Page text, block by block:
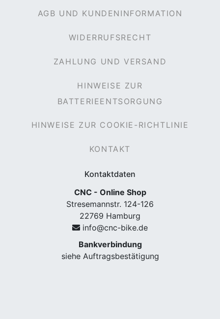
AGB UND KUNDENINFORMATION
WIDERRUFSRECHT
ZAHLUNG UND VERSAND
HINWEISE ZUR
BATTERIEENTSORGUNG
HINWEISE ZUR COOKIE-RICHTLINIE
KONTAKT
Kontaktdaten
CNC - Online Shop
Stresemannstr. 124-126
22769 Hamburg
info@cnc-bike.de
Bankverbindung
siehe Auftragsbestätigung